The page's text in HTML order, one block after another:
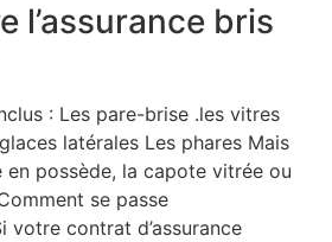
l’assurance bris
: Les pare-brise .les vitres
latérales Les phares Mais
en possède, la capote vitrée ou
se passe
votre contrat d’assurance